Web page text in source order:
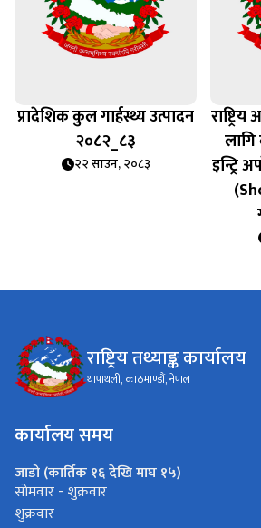
प्रादेशिक कुल गार्हस्थ्य उत्पादन
२०८२_८३
२२ साउन, २०८३
लागि
इन्ट्रि
राष्ट्रिय तथ्याङ्क कार्यालय
थापाथली, काठमाण्डौं, नेपाल
कार्यालय समय
जाडो (कार्तिक १६ देखि माघ १५)
साेमवार - शुक्रवार
शुक्रवार